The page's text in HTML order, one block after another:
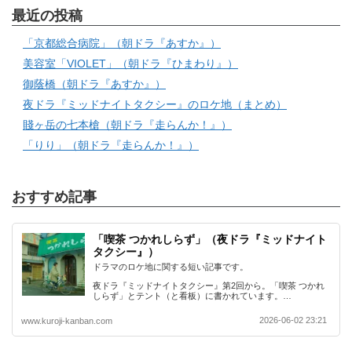
最近の投稿
「京都総合病院」（朝ドラ『あすか』）
美容室「VIOLET」（朝ドラ『ひまわり』）
御蔭橋（朝ドラ『あすか』）
夜ドラ『ミッドナイトタクシー』のロケ地（まとめ）
賤ヶ岳の七本槍（朝ドラ『走らんか！』）
「りり」（朝ドラ『走らんか！』）
おすすめ記事
「喫茶 つかれしらず」（夜ドラ『ミッドナイト
タクシー』）
ドラマのロケ地に関する短い記事です。
夜ドラ『ミッドナイトタクシー』第2回から。「喫茶 つかれ
しらず」とテント（と看板）に書かれています。…
www.kuroji-kanban.com 2026-06-02 23:21